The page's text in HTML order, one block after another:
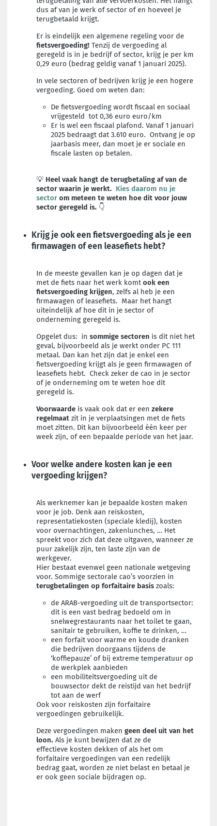
dus af van je werk of sector of en hoeveel je
terugbetaald krijgt.
Er is eindelijk een algemene regeling voor de
fietsvergoeding! Tenzij de vergoeding al
geregeld is in je bedrijf of sector, krijg je per km
0,29 euro (bedrag geldig vanaf 1 januari 2025).
In vele sectoren of bedrijven krijg je een hogere
vergoeding. Goed om weten dan:
De fietsvergoeding wordt fiscaal en sociaal
vrijgesteld tot 0,36 euro euro/km
Er is wel een fiscaal plafond. Vanaf 1 januari
2025 bedraagt dat 3.610 euro. Ontvang je op
jaarbasis meer, dan moet je er sociale en
fiscale lasten op betalen.
💡 Heel vaak hangt de terugbetaling af van de
sector waarin je werkt. Kies daarom nu je
sector om meteen te weten hoe dit voor jouw
sector geregeld is. 👇
Krijg je ook een fietsvergoeding als je een
firmawagen of een leasefiets hebt?
In de meeste gevallen kan je op dagen dat je
met de fiets naar het werk komt ook een
fietsvergoeding krijgen, zelfs al heb je een
firmawagen of leasefiets. Maar het hangt
uiteindelijk af hoe dit in je sector of
onderneming geregeld is.
Opgelet dus: in sommige sectoren is dit niet het
geval, bijvoorbeeld als je werkt onder PC 111
metaal. Dan kan het zijn dat je enkel een
fietsvergoeding krijgt als je geen firmawagen of
leasefiets hebt. Check zeker de cao in je sector
of je onderneming om te weten hoe dit
geregeld is.
Voorwaarde is vaak ook dat er een zekere
regelmaat zit in je verplaatsingen met de fiets
moet zitten. Dit kan bijvoorbeeld één keer per
week zijn, of een bepaalde periode van het jaar.
Voor welke andere kosten kan je een
vergoeding krijgen?
Als werknemer kan je bepaalde kosten maken
voor je job. Denk aan reiskosten,
representatiekosten (speciale kledij), kosten
voor overnachtingen, zakenlunches, … Het
spreekt voor zich dat deze uitgaven, wanneer ze
puur zakelijk zijn, ten laste zijn van de
werkgever.
Hier bestaat evenwel geen nationale wetgeving
voor. Sommige sectorale cao’s voorzien in
terugbetalingen op forfaitaire basis zoals:
de ARAB-vergoeding uit de transportsector:
dit is een vast bedrag bedoeld om in
snelwegrestaurants naar het toilet te gaan,
sanitair te gebruiken, koffie te drinken, …
een forfait voor warme en koude dranken
die bedrijven doorgaans tijdens de
‘koffiepauze’ of bij extreme temperatuur op
de werkplek aanbieden
een mobiliteitsvergoeding uit de
bouwsector dekt de reistijd van het bedrijf
tot aan de werf
Ook voor reiskosten zijn forfaitaire
vergoedingen gebruikelijk.
Deze vergoedingen maken geen deel uit van het
loon. Als je kunt bewijzen dat ze de
effectieve kosten dekken of als het om
forfaitaire vergoedingen van een redelijk
bedrag gaat, worden ze niet belast en betaal je
er ook geen sociale bijdragen op.